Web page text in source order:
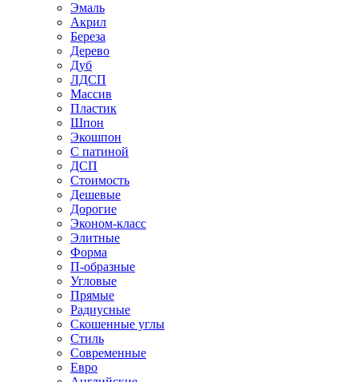
Эмаль
Акрил
Береза
Дерево
Дуб
ЛДСП
Массив
Пластик
Шпон
Экошпон
С патиной
ДСП
Стоимость
Дешевые
Дорогие
Эконом-класс
Элитные
Форма
П-образные
Угловые
Прямые
Радиусные
Скошенные углы
Стиль
Современные
Евро